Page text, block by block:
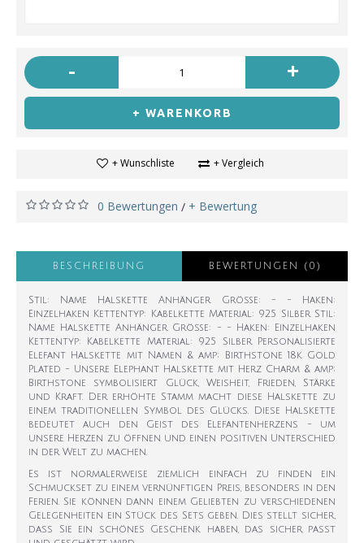
- +
+ WARENKORB
+ Wunschliste + Vergleich
0 Bewertungen / + Bewertung
BESCHREIBUNG BEWERTUNGEN (0)
Stil: Name Halskette Anhänger Größe: - - Haken:
Einzelhaken Kettentyp: Kabelkette Material: 925 Silber Stil:
Name Halskette Anhänger Größe: - - Haken: Einzelhaken
Kettentyp: Kabelkette Material: 925 Silber Personalisierte
Elefant Halskette mit Namen & amp; Birthstone 18k Gold
Plated - Unsere Elephant Halskette mit Herz Charm & amp;
Birthstone symbolisiert Glück, Weisheit, Frieden, Stärke
und Kraft. Der erhöhte Stamm macht diese Halskette zu
einem traditionellen Symbol des Glücks. Diese Halskette
bedeutet auch den Geist des Elefantenherzens - um
unsere Herzen zu öffnen und einen positiven Unterschied
in der Welt zu machen.
Es ist normalerweise ziemlich einfach zu finden ein
Schmuckset zu einem vernünftigen Preis, besonders in den
Ferien. Sie können dann einem Geliebten zu verschiedenen
Gelegenheiten ein Stück des Sets geben. Dies stellt sicher,
dass Sie ein schönes Geschenk haben, das sicher passt